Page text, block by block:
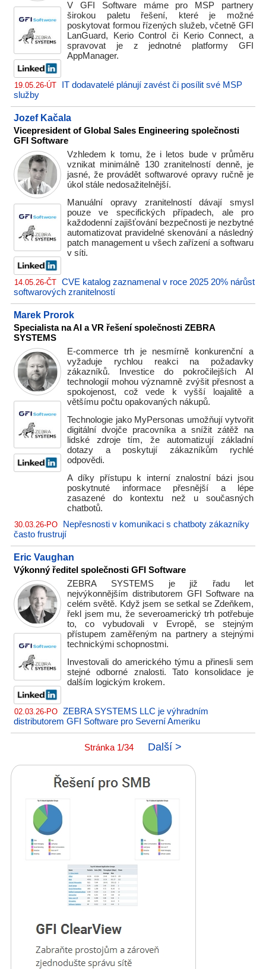
V GFI Software máme pro MSP partnery
širokou paletu řešení, které je možné
poskytovat formou řízených služeb, včetně GFI
LanGuard, Kerio Control či Kerio Connect, a
spravovat je z jednotné platformy GFI
AppManager.
19.05.26-ÚT
IT dodavatelé plánují zavést či posílit své MSP
služby
Jozef Kačala
Vicepresident of Global Sales Engineering společnosti
GFI Software
Vzhledem k tomu, že i letos bude v průměru
vznikat minimálně 130 zranitelností denně, je
jasné, že provádět softwarové opravy ručně je
úkol stále nedosažitelnější.
Manuální opravy zranitelností dávají smysl
pouze ve specifických případech, ale pro
každodenní zajišťování bezpečnosti je nezbytné
automatizovat pravidelné skenování a následný
patch management u všech zařízení a softwaru
v síti.
14.05.26-ČT CVE katalog zaznamenal v roce 2025 20% nárůst
softwarových zranitelností
Marek Prorok
Specialista na AI a VR řešení společnosti ZEBRA
SYSTEMS
E-commerce trh je nesmírně konkurenční a
vyžaduje rychlou reakci na požadavky
zákazníků. Investice do pokročilejších AI
technologií mohou významně zvýšit přesnost a
spokojenost, což vede k vyšší loajalitě a
většímu počtu opakovaných nákupů.
Technologie jako MyPersonas umožňují vytvořit
digitální dvojče pracovníka a snížit zátěž na
lidské zdroje tím, že automatizují základní
dotazy a poskytují zákazníkům rychlé
odpovědi.
A díky přístupu k interní znalostní bázi jsou
poskytnuté informace přesnější a lépe
zasazené do kontextu než u současných
chatbotů.
30.03.26-PO
Nepřesnosti v komunikaci s chatboty zákazníky
často frustrují
Eric Vaughan
Výkonný ředitel společnosti GFI Software
ZEBRA SYSTEMS je již řadu let
nejvýkonnějším distributorem GFI Software na
celém světě. Když jsem se setkal se Zdeňkem,
řekl jsem mu, že severoamerický trh potřebuje
to, co vybudovali v Evropě, se stejným
přístupem zaměřeným na partnery a stejnými
technickými schopnostmi.
Investovali do amerického týmu a přinesli sem
stejné odborné znalosti. Tato konsolidace je
dalším logickým krokem.
02.03.26-PO ZEBRA SYSTEMS LLC je výhradním
distributorem GFI Software pro Severní Ameriku
Stránka 1/34 Další >